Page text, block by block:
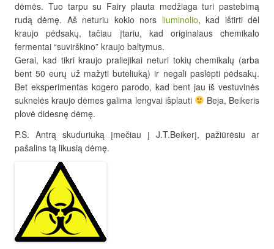
dėmės. Tuo tarpu su Fairy plauta medžiaga turi pastebimą
rudą dėmę. Aš neturiu kokio nors liuminolio, kad ištirti dėl
kraujo pėdsakų, tačiau įtariu, kad originalaus chemikalo
fermentai “suvirškino” kraujo baltymus.
Gerai, kad tikri kraujo praliejikai neturi tokių chemikalų (arba
bent 50 eurų už mažyti buteliuką) ir negali paslėpti pėdsakų.
Bet eksperimentas kogero parodo, kad bent jau iš vestuvinės
suknelės kraujo dėmes galima lengvai išplauti
Beja, Beikeris
plovė didesnę dėmę.
P.S. Antrą skuduriuką įmečiau į J.T.Beikerį, pažiūrėsiu ar
pašalins tą likusią dėmę.